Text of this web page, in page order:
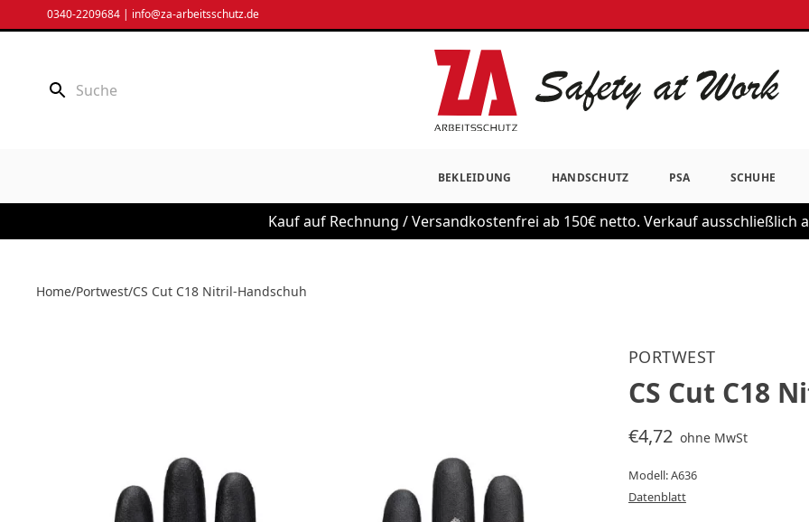
Inhalt
0340-2209684 | info@za-arbeitsschutz.de
BEKLEIDUNG HANDSCHUTZ PSA SCHUHE
Kauf auf Rechnung / Versandkostenfrei ab 150€ netto. Verkauf ausschließlich
Home/Portwest/CS Cut C18 Nitril-Handschuh
PORTWEST
CS Cut C18
€4,72 ohne MwSt
Modell: A636
Datenblatt